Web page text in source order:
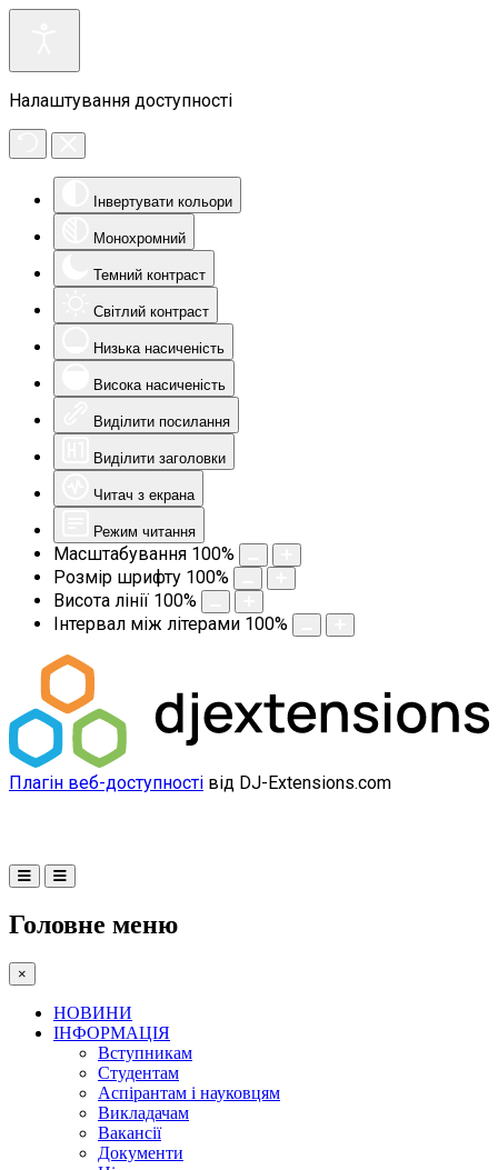
Налаштування доступності
Інвертувати кольори
Монохромний
Темний контраст
Світлий контраст
Низька насиченість
Висока насиченість
Виділити посилання
Виділити заголовки
Читач з екрана
Режим читання
Масштабування 100%
Розмір шрифту 100%
Висота лінії 100%
Інтервал між літерами 100%
Плагін веб-доступності від DJ-Extensions.com
Головне меню
×
НОВИНИ
ІНФОРМАЦІЯ
Вступникам
Студентам
Аспірантам і науковцям
Викладачам
Вакансії
Документи